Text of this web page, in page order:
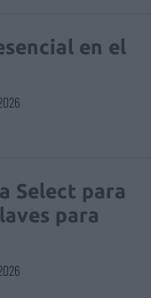
en el
Select para
para